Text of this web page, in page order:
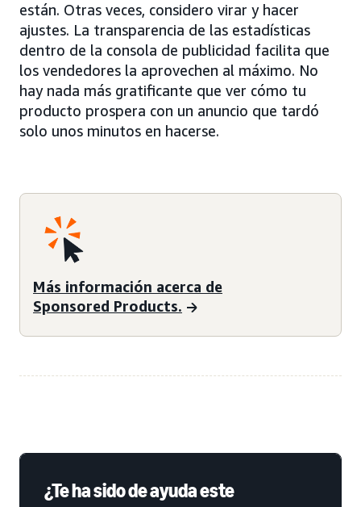
están. Otras veces, considero virar y hacer
ajustes. La transparencia de las estadísticas
dentro de la consola de publicidad facilita que
los vendedores la aprovechen al máximo. No
hay nada más gratificante que ver cómo tu
producto prospera con un anuncio que tardó
solo unos minutos en hacerse.
Más información acerca de
Sponsored Products.
¿Te ha sido de ayuda este